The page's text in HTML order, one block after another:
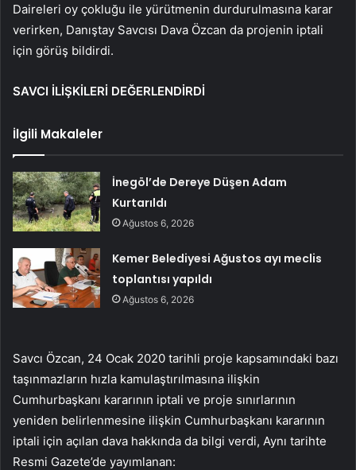
Daireleri oy çokluğu ile yürütmenin durdurulmasına karar
verirken, Danıştay Savcısı Dava Özcan da projenin iptali
için görüş bildirdi.
SAVCI İLİŞKİLERİ DEĞERLENDİRDİ
İlgili Makaleler
İnegöl’de Dereye Düşen Adam
Kurtarıldı
Ağustos 6, 2026
Kemer Belediyesi Ağustos ayı meclis
toplantısı yapıldı
Ağustos 6, 2026
Savcı Özcan, 24 Ocak 2020 tarihli proje kapsamındaki bazı
taşınmazların hızla kamulaştırılmasına ilişkin
Cumhurbaşkanı kararının iptali ve proje sınırlarının
yeniden belirlenmesine ilişkin Cumhurbaşkanı kararının
iptali için açılan dava hakkında da bilgi verdi, Aynı tarihte
Resmi Gazete’de yayımlanan: